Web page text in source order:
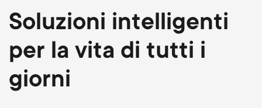
t
s
m
p
o
r
t
Soluzioni intelligenti
per la vita di tutti i
giorni